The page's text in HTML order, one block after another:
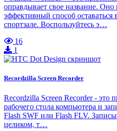
оправдывает свое название. Оно
эффективный способ оставаться
спортзале. Воспользуйтесь э…
16
1
Recordzilla Screen Recorder
Recordzilla Screen Recorder - это
рабочего стола компьютера и
Flash SWF или Flash FLV.
целиком, т…